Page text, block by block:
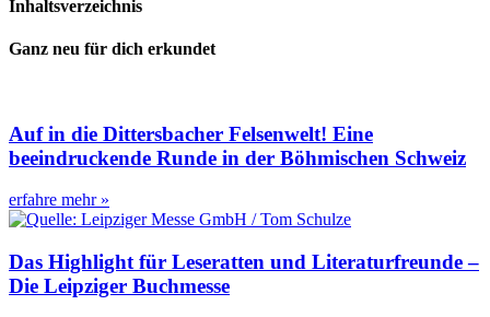
Inhaltsverzeichnis
Ganz neu für dich erkundet
Auf in die Dittersbacher Felsenwelt! Eine
beeindruckende Runde in der Böhmischen Schweiz
erfahre mehr »
Das Highlight für Leseratten und Literaturfreunde –
Die Leipziger Buchmesse